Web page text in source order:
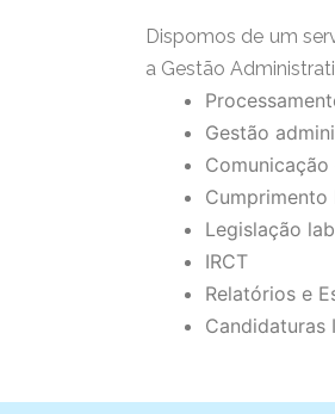
Dispomos de um
a Gestão
Gestão
Legislação
IRCT
Relatórios e
Candidaturas